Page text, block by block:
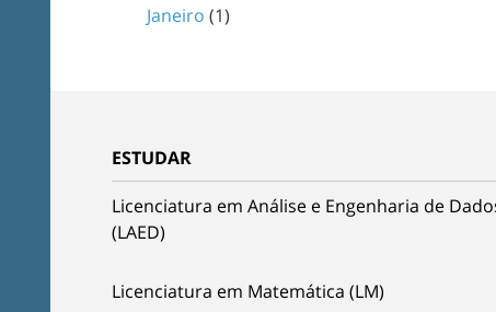
Janeiro (1)
ESTUDAR
Licenciatura em Análise e Engenharia de
(LAED)
Licenciatura em Matemática (LM)